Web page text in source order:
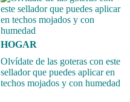
HOGAR
Olvídate de las goteras con este
sellador que puedes aplicar en
techos mojados y con humedad